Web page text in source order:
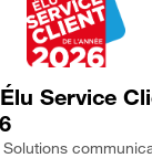
Service